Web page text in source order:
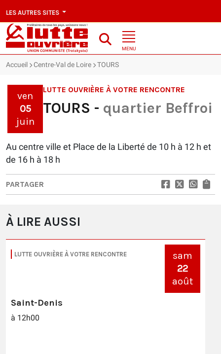
LES AUTRES SITES
MENU
Accueil Centre-Val de Loire TOURS
ven
05
juin
LUTTE OUVRIÈRE À VOTRE RENCONTRE
TOURS - quartier Beffroi
Au centre ville et Place de la Liberté de 10 h à 12 h et
de 16 h à 18 h
PARTAGER
À LIRE AUSSI
LUTTE OUVRIÈRE À VOTRE RENCONTRE
sam
22
août
Saint-Denis
à 12h00